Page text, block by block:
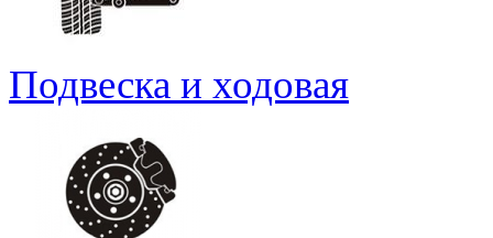
Подвеска и ходовая